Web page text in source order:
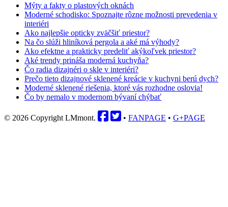
Mýty a fakty o plastových oknách
Moderné schodisko: Spoznajte rôzne možnosti prevedenia v
interiéri
Ako najlepšie opticky zväčšiť priestor?
Na čo slúži hliníková pergola a aké má výhody?
Ako efektne a prakticky predeliť akýkoľvek priestor?
Aké trendy prináša moderná kuchyňa?
Čo radia dizajnéri o skle v interiéri?
Prečo tieto dizajnové sklenené kreácie v kuchyni berú dych?
Moderné sklenené riešenia, ktoré vás rozhodne oslovia!
Čo by nemalo v modernom bývaní chýbať
© 2026 Copyright LMmont. • FANPAGE • G+PAGE